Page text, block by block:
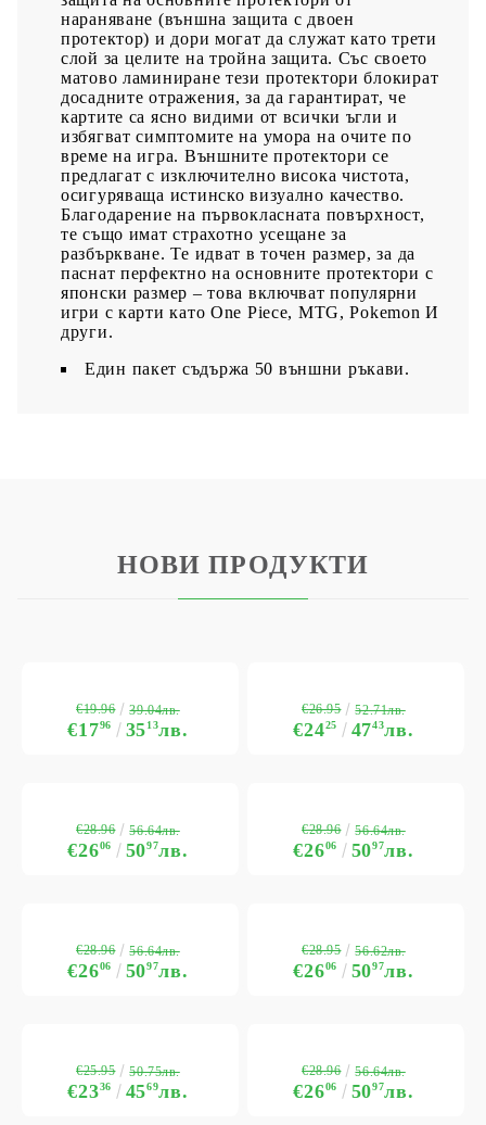
нараняване (външна защита с двоен
протектор) и дори могат да служат като трети
слой за целите на тройна защита. Със своето
матово ламиниране тези протектори блокират
досадните отражения, за да гарантират, че
картите са ясно видими от всички ъгли и
избягват симптомите на умора на очите по
време на игра. Външните протектори се
предлагат с изключително висока чистота,
осигуряваща истинско визуално качество.
Благодарение на първокласната повърхност,
те също имат страхотно усещане за
разбъркване. Te идват в точен размер, за да
паснат перфектно на основните протектори с
японски размер – това включват популярни
игри с карти като One Piece, MTG, Pokemon И
други.
Един пакет съдържа 50 външни ръкави.
НОВИ ПРОДУКТИ
€1796 3513лв.
€19.96 39.04лв.
€2425 4743лв.
€26.95 52.71лв.
€2606 5097лв.
€28.96 56.64лв.
€2606 5097лв.
€28.96 56.64лв.
€2606 5097лв.
€28.96 56.64лв.
€2606 5097лв.
€28.95 56.62лв.
€2336 4569лв.
€25.95 50.75лв.
€2606 5097лв.
€28.96 56.64лв.